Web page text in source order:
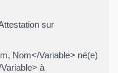
sur
Nom</Variable> né(e)
à